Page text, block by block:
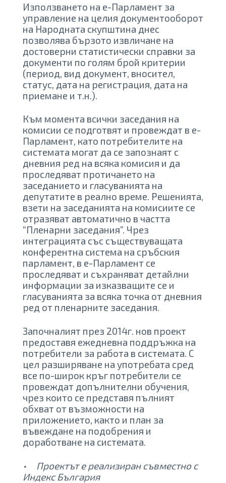
Използването на е-Парламент за
управление на целия документооборот
на Народната скупштина днес
позволява бързото извличане на
достоверни статистически справки за
документи по голям брой критерии
(период, вид документ, вносител,
статус, дата на регистрация, дата на
приемане и т.н.).
Към момента всички заседания на
комисии се подготвят и провеждат в е-
Парламент, като потребителите на
системата могат да се запознаят с
дневния ред на всяка комисия и да
проследяват протичането на
заседанието и гласуванията на
депутатите в реално време. Решенията,
взети на заседанията на комисиите се
отразяват автоматично в частта
“Пленарни заседания”. Чрез
интеграцията със съществуващата
конферентна система на сръбския
парламент, в е-Парламент се
проследяват и съхраняват детайлни
информации за изказващите се и
гласуванията за всяка точка от дневния
ред от пленарните заседания.
Започналият през 2014г. нов проект
предоставя ежедневна поддръжка на
потребители за работа в системата. С
цел разширяване на употребата сред
все по-широк кръг потребители се
провеждат допълнителни обучения,
чрез които се представя пълният
обхват от възможности на
приложението, както и план за
въвеждане на подобрения и
доработване на системата.
• Проектът е реализиран съвместно с
Индекс България